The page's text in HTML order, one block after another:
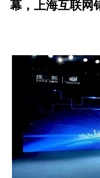
幕，上海互联网